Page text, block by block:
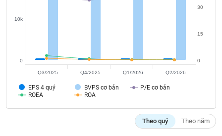
EPS 4 quý BVPS cơ bản
P/E cơ bản
ROEA
ROA
0
10k
0
15
30
Q3/2025 Q4/2025 Q1/2026 Q2/2026
Theo quý Theo năm